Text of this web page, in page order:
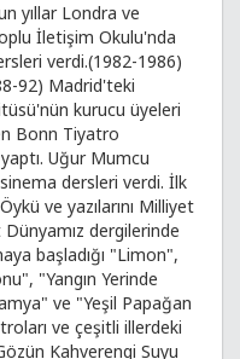
yıllar Londra ve
İletişim Okulu'nda
verdi.(1982-1986)
92) Madrid'teki
kurucu üyeleri
Bonn Tiyatro
yaptı. Uğur Mumcu
dersleri verdi. İlk
ve yazılarını Milliyet
dergilerinde
başladığı "Limon",
"Yangın Yerinde
ve "Yeşil Papağan
ve çeşitli illerdeki
Kahverengi Suyu